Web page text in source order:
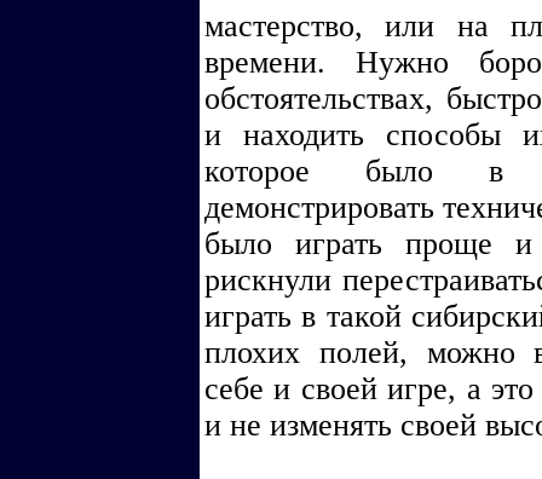
мастерство, или на
времени. Нужно
обстоятельствах,
и находить способы
которое было в
демонстрировать
было играть проще
рискнули
играть в такой
плохих полей, можно
себе и своей игре, а
и не изменять своей